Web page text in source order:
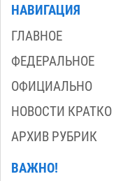
НАВИГАЦИЯ
ГЛАВНОЕ
ФЕДЕРАЛЬНОЕ
ОФИЦИАЛЬНО
НОВОСТИ КРАТКО
АРХИВ РУБРИК
ВАЖНО!